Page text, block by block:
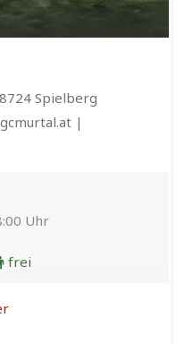
Spielberg
|
Uhr
frei